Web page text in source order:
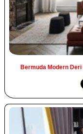
Bermuda Modern Deri